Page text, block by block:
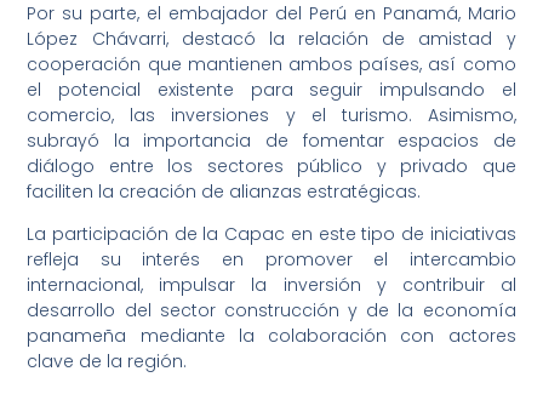
Por su parte, el embajador del Perú en Panamá, Mario
López Chávarri, destacó la relación de amistad y
cooperación que mantienen ambos países, así como
el potencial existente para seguir impulsando el
comercio, las inversiones y el turismo. Asimismo,
subrayó la importancia de fomentar espacios de
diálogo entre los sectores público y privado que
faciliten la creación de alianzas estratégicas.
La participación de la Capac en este tipo de iniciativas
refleja su interés en promover el intercambio
internacional, impulsar la inversión y contribuir al
desarrollo del sector construcción y de la economía
panameña mediante la colaboración con actores
clave de la región.